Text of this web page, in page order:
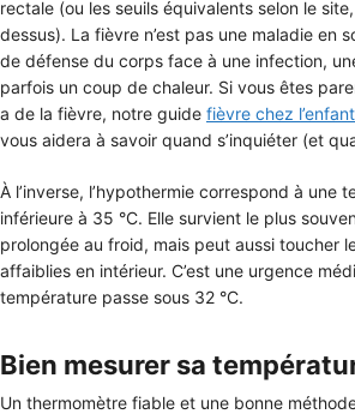
rectale (ou les seuils équivalents selon le
dessus). La fièvre n’est pas une maladie en
de défense du corps face à une infection,
parfois un coup de chaleur. Si vous êtes
a de la fièvre, notre guide fièvre chez
vous aidera à savoir quand s’inquiéter (et
À l’inverse, l’hypothermie correspond à une
inférieure à 35 °C. Elle survient le plus
prolongée au froid, mais peut aussi toucher
affaiblies en intérieur. C’est une urgence
température passe sous 32 °C.
Bien mesurer sa
Un thermomètre fiable et une bonne